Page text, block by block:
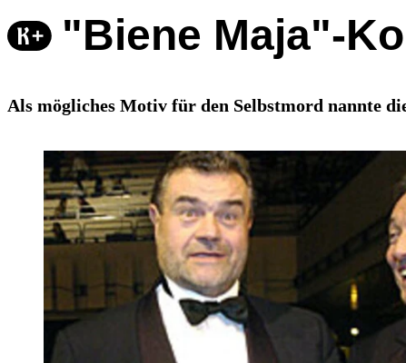
"Biene Maja"-
Als mögliches Motiv für den Selbstmord nannte